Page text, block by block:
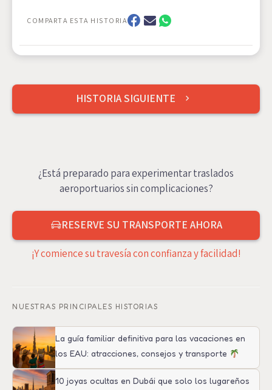
COMPARTA ESTA HISTORIA
Navegación
de
HISTORIA SIGUIENTE
¿Está preparado para experimentar traslados
aeroportuarios sin complicaciones?
RESERVE SU TRANSPORTE AHORA
¡Y comience su travesía con confianza y facilidad!
NUESTRAS PRINCIPALES HISTORIAS
La guía familiar definitiva para las vacaciones en
los EAU: atracciones, consejos y transporte
10 joyas ocultas en Dubái que solo los lugareños